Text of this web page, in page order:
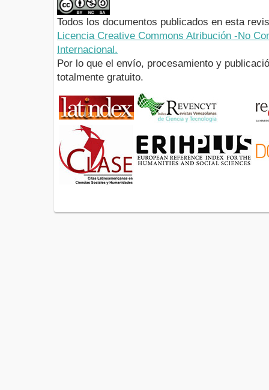
Todos los documentos publicados en esta
Licencia Creative Commons Atribución -No
Internacional.
Por lo que el envío, procesamiento y
totalmente gratuito.